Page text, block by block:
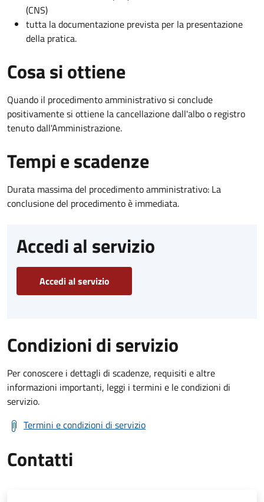
(CNS)
tutta la documentazione prevista per la presentazione
della pratica.
Cosa si ottiene
Quando il procedimento amministrativo si conclude
positivamente si ottiene la cancellazione dall'albo o registro
tenuto dall'Amministrazione.
Tempi e scadenze
Durata massima del procedimento amministrativo: La
conclusione del procedimento è immediata.
Accedi al servizio
Accedi al servizio
Condizioni di servizio
Per conoscere i dettagli di scadenze, requisiti e altre
informazioni importanti, leggi i termini e le condizioni di
servizio.
Termini e condizioni di servizio
Contatti